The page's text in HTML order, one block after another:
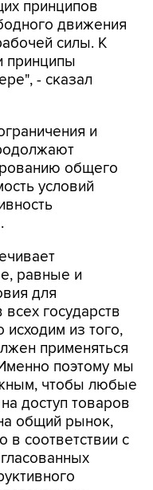
силы. К
принципы
- сказал
и
общего
условий
для
государств
из того,
применяться
поэтому мы
чтобы любые
доступ товаров
общий рынок,
в соответствии с
Армении.